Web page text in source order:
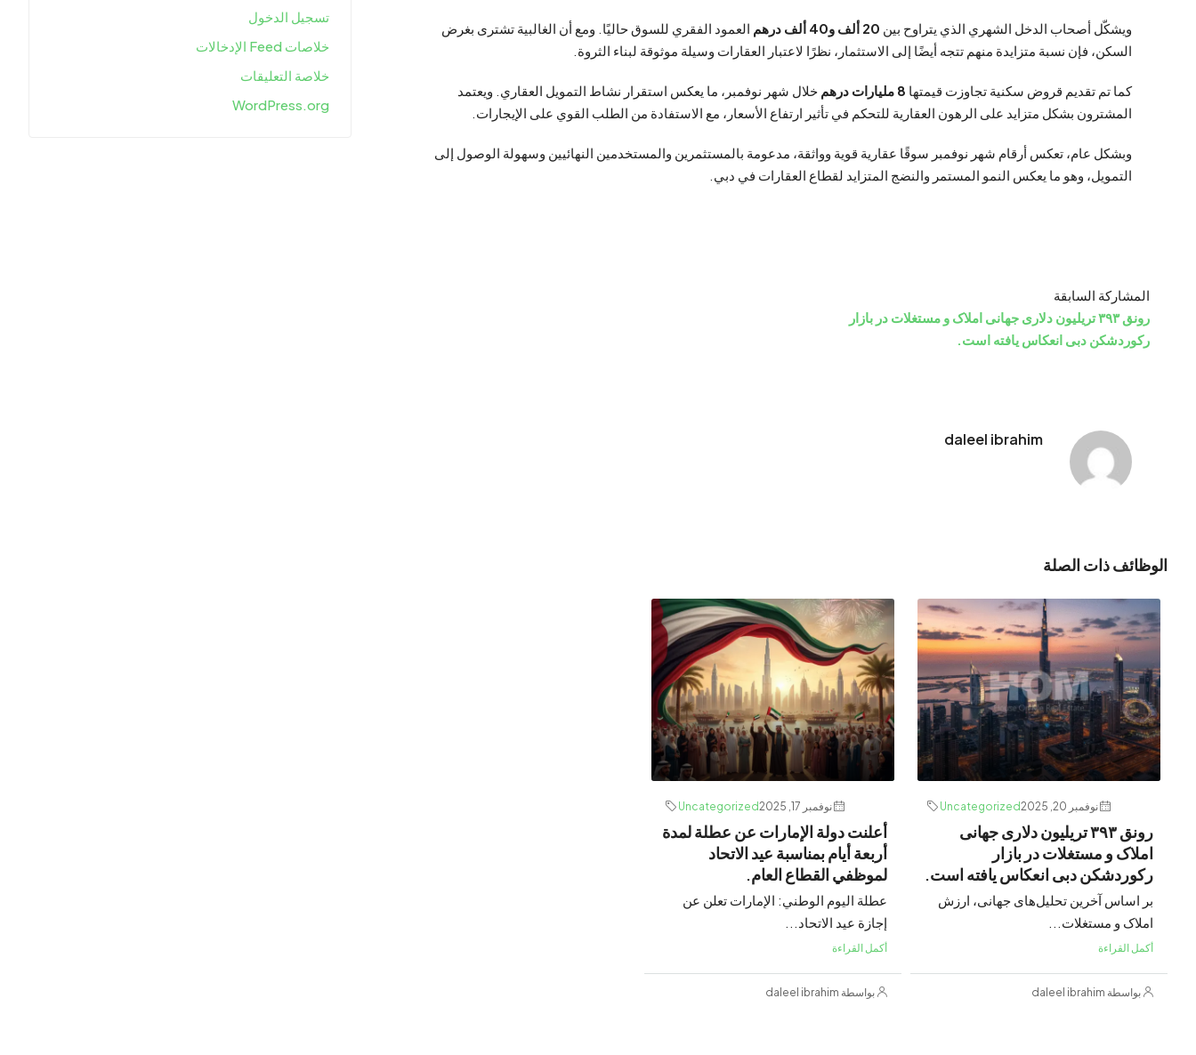
ويشكّل أصحاب الدخل الشهري الذي يتراوح بين 20 ألف و40 ألف درهم
العمود الفقري للسوق حاليًا. ومع أن الغالبية تشترى بغرض
السكن، فإن نسبة متزايدة منهم تتجه أيضًا إلى الاستثمار، نظرًا لاعتبار العقارات وسيلة موثوقة لبناء الثروة.
كما تم تقديم قروض سكنية تجاوزت قيمتها 8 مليارات درهم
خلال شهر نوفمبر، ما يعكس استقرار نشاط التمويل العقاري. ويعتمد
المشترون بشكل متزايد على الرهون العقارية للتحكم في تأثير ارتفاع الأسعار، مع الاستفادة من الطلب القوي على الإيجارات.
وبشكل عام، تعكس أرقام شهر نوفمبر سوقًا عقارية قوية وواثقة، مدعومة بالمستثمرين والمستخدمين النهائيين وسهولة الوصول إلى
التمويل، وهو ما يعكس النمو المستمر والنضج المتزايد لقطاع العقارات في دبي.
المشاركة السابقة
رونق ۳۹۳ تریلیون دلاری جهانی املاک و مستغلات در بازار
رکوردشکن دبی انعکاس یافته است.
daleel ibrahim
الوظائف ذات الصلة
نوفمبر 20, 2025 Uncategorized
رونق ۳۹۳ تریلیون دلاری جهانی
املاک و مستغلات در بازار
رکوردشکن دبی انعکاس یافته است.
بر اساس آخرین تحلیل‌های جهانی، ارزش
املاک و مستغلات...
أكمل القراءة
بواسطة daleel ibrahim
نوفمبر 17, 2025 Uncategorized
أعلنت دولة الإمارات عن عطلة لمدة
أربعة أيام بمناسبة عيد الاتحاد
لموظفي القطاع العام.
عطلة اليوم الوطني: الإمارات تعلن عن
إجازة عيد الاتحاد...
أكمل القراءة
بواسطة daleel ibrahim
تسجيل الدخول
خلاصات Feed الإدخالات
خلاصة التعليقات
WordPress.org